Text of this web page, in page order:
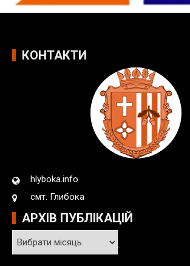
КОНТАКТИ
hlyboka.info
смт. Глибока
АРХІВ ПУБЛІКАЦІЙ
А
р